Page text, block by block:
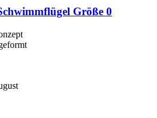
Größe 0